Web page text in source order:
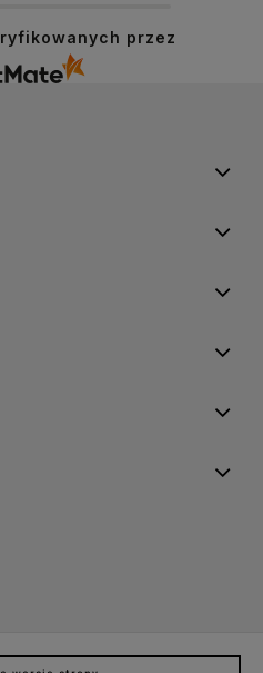
przez